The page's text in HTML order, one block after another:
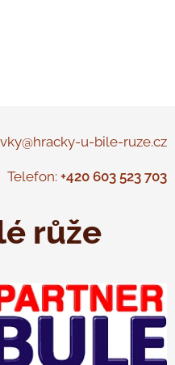
u-bile-ruze.cz
Telefon: +420 603 523 703
růže